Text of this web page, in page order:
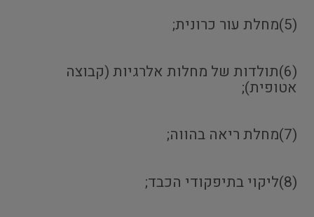
(5)מחלת עור כרונית;
(6)תולדות של מחלות אלרגיות (קבוצה
אטופית);
(7)מחלת ריאה בהווה;
(8)ליקוי בתיפקודי הכבד;